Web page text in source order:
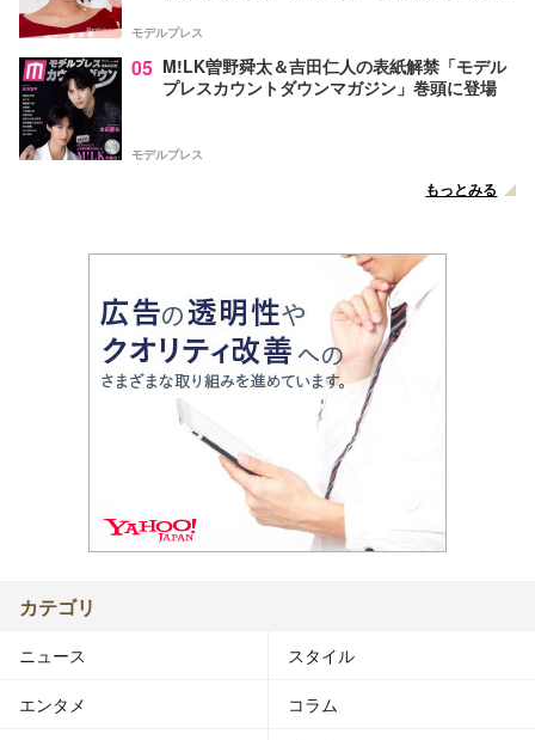
モデルプレス
05 M!LK曽野舜太＆吉田仁人の表紙解禁「モデル
プレスカウントダウンマガジン」巻頭に登場
モデルプレス
もっとみる
カテゴリ
ニュース スタイル
エンタメ コラム